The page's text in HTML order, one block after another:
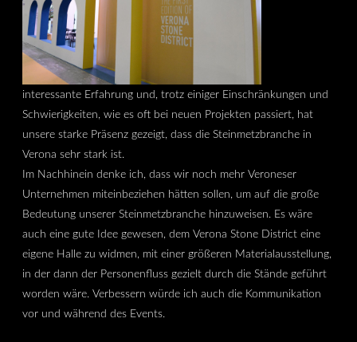
interessante Erfahrung und, trotz einiger Einschränkungen und
Schwierigkeiten, wie es oft bei neuen Projekten passiert, hat
unsere starke Präsenz gezeigt, dass die Steinmetzbranche in
Verona sehr stark ist.
Im Nachhinein denke ich, dass wir noch mehr Veroneser
Unternehmen miteinbeziehen hätten sollen, um auf die große
Bedeutung unserer Steinmetzbranche hinzuweisen. Es wäre
auch eine gute Idee gewesen, dem Verona Stone District eine
eigene Halle zu widmen, mit einer größeren Materialausstellung,
in der dann der Personenfluss gezielt durch die Stände geführt
worden wäre. Verbessern würde ich auch die Kommunikation
vor und während des Events.